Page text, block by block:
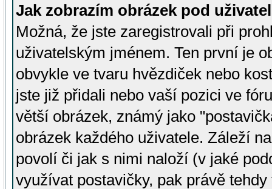
Jak zobrazím obrázek pod
Možná, že jste zaregistrovali při
uživatelským jménem. Ten první je
obvykle ve tvaru hvězdiček nebo
jste již přidali nebo vaší pozici ve
větší obrázek, známý jako
obrázek každého uživatele. Záleží
povolí či jak s nimi naloží (v jaké
využívat postavičky, pak právě